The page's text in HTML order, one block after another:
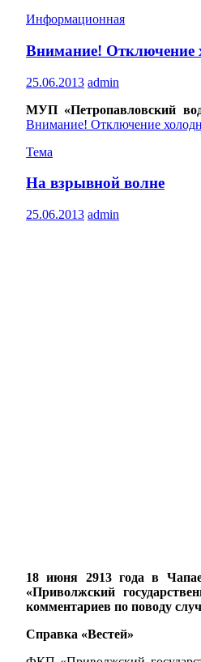
Информационная
Внимание! Отключение
25.06.2013 admin
МУП «Петропавловский
Внимание! Отключение
Тема
На взрывной волне
25.06.2013 admin
18 июня 2913 года в
«Приволжский
комментариев по поводу
Справка «Вестей»